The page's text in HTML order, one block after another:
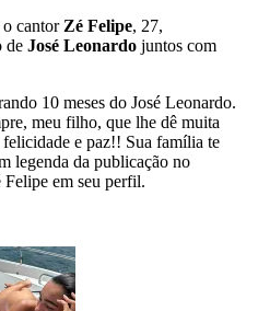
o cantor Zé Felipe, 27,
de José Leonardo juntos com
10 meses do José Leonardo.
meu filho, que lhe dê muita
felicidade e paz!! Sua família te
legenda da publicação no
em seu perfil.